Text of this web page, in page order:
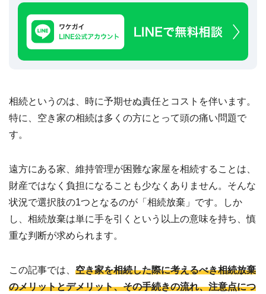
築
不
可
な
ど
📊
物
件
全
国
47
都
道
府
県
の
買
例
相続というのは、時に予期せぬ責任とコストを伴います。
特に、空き家の相続は多くの方にとって頭の痛い問題で
す。
遠方にある家、維持管理が困難な家屋を相続することは、
財産ではなく負担になることも少なくありません。そんな
状況で選択肢の1つとなるのが「相続放棄」です。しか
し、相続放棄は単に手を引くという以上の意味を持ち、慎
重な判断が求められます。
この記事では、 空き家を相続した際に考えるべき相続放棄
のメリットとデメリット、その手続きの流れ、注意点につ